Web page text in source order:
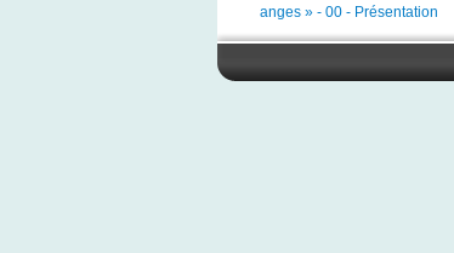
anges » - 00 - Présentation